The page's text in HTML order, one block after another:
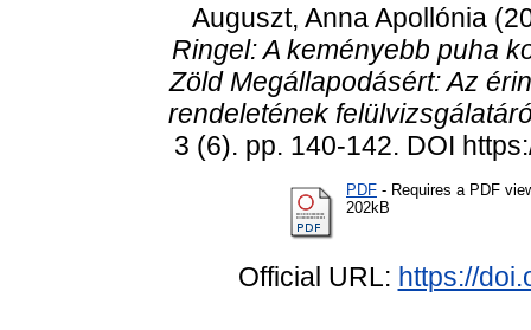
Auguszt, Anna Apollónia
Ringel: A keményebb puha
Zöld Megállapodásért: Az
rendeletének
3 (6). pp. 140-142. DOI
PDF - Requires a PDF
202kB
Official URL: https://